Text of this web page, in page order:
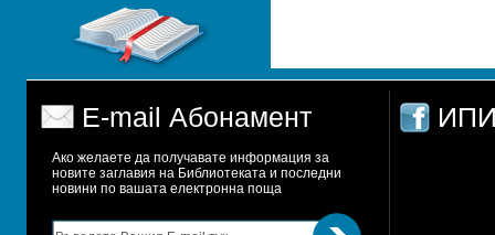
E-mail Абонамент
Ако желаете да получавате информация за
новите заглавия на Библиотеката и последни
новини по вашата електронна поща
ИПИ